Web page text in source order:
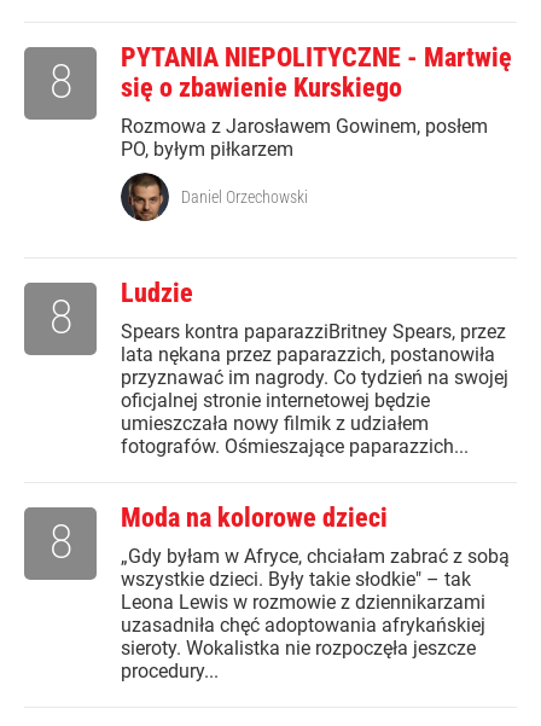
PYTANIA NIEPOLITYCZNE - Martwię
się o zbawienie Kurskiego
Rozmowa z Jarosławem Gowinem, posłem
PO, byłym piłkarzem
8
Daniel Orzechowski
Ludzie
Spears kontra paparazziBritney Spears, przez
lata nękana przez paparazzich, postanowiła
przyznawać im nagrody. Co tydzień na swojej
oficjalnej stronie internetowej będzie
umieszczała nowy filmik z udziałem
fotografów. Ośmieszające paparazzich...
8
Moda na kolorowe dzieci
„Gdy byłam w Afryce, chciałam zabrać z sobą
wszystkie dzieci. Były takie słodkie" – tak
Leona Lewis w rozmowie z dziennikarzami
uzasadniła chęć adoptowania afrykańskiej
sieroty. Wokalistka nie rozpoczęła jeszcze
procedury...
8